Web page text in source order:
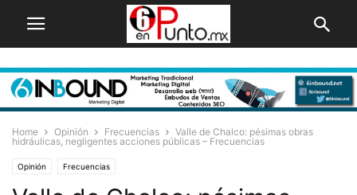
Home Opinión Frecuencias
Valle de Chalco: pésimas obras
hidráulicas, negligentes acciones públicas – Frecuencias
Opinión Frecuencias